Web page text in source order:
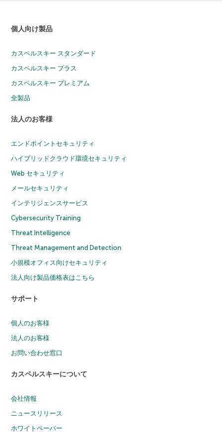
個人向け製品
カスペルスキー スタンダード
カスペルスキー プラス
カスペルスキー プレミアム
全製品
法人のお客様
エンドポイントセキュリティ
ハイブリッドクラウド環境セキュリティ
Web セキュリティ
メールセキュリティ
インテリジェンスサービス
Cybersecurity Training
Threat Intelligence
Threat Management and Detection
小規模オフィス向けセキュリティ
法人向け製品価格表はこちら
サポート
個人のお客様
法人のお客様
お問い合わせ窓口
カスペルスキーについて
会社情報
ニュースリリース
ホワイトペーパー